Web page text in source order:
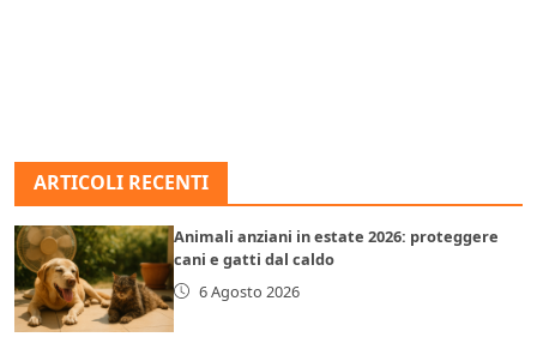
ARTICOLI RECENTI
Animali anziani in estate 2026: proteggere
cani e gatti dal caldo
6 Agosto 2026